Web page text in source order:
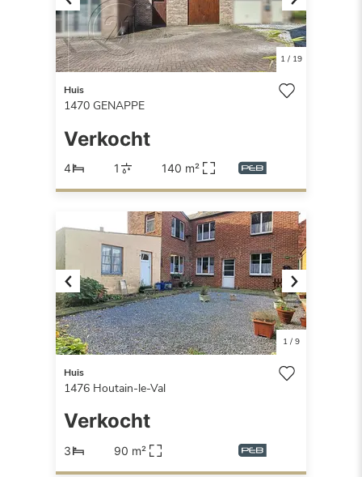
Previous Next
1/ 19
Huis
1470 GENAPPE
Verkocht
4 1 140 m²
Previous Next
1/ 9
Huis
1476 Houtain-le-Val
Verkocht
3 90 m²